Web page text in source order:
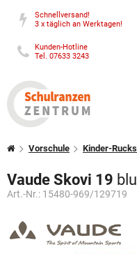
Schnellversand!
3 x täglich an Werktagen!
Kunden-Hotline
Tel. 07633 3243
Vorschule Kinder-
Vaude Skovi 19
Art.-Nr.: 15480-969/129719